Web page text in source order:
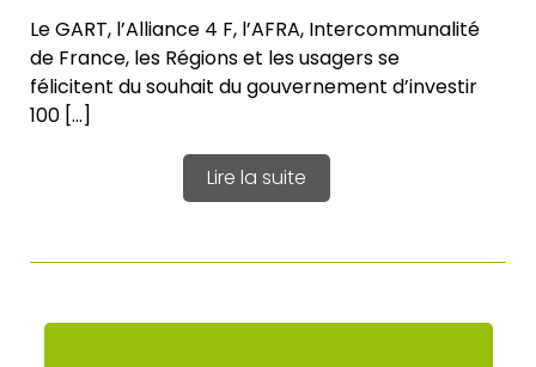
Le GART, l’Alliance 4 F, l’AFRA, Intercommunalité
de France, les Régions et les usagers se
félicitent du souhait du gouvernement d’investir
100 […]
Lire la suite